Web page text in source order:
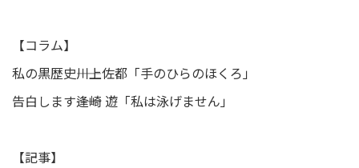
【コラム】
私の黒歴史――川上佐都「手のひらのほくろ」
告白します――逢崎 遊「私は泳げません」
【記事】